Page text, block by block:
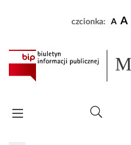
czcionka: A A